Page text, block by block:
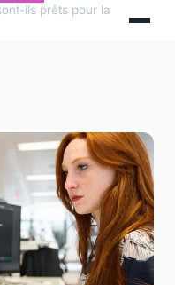
ils prêts pour la